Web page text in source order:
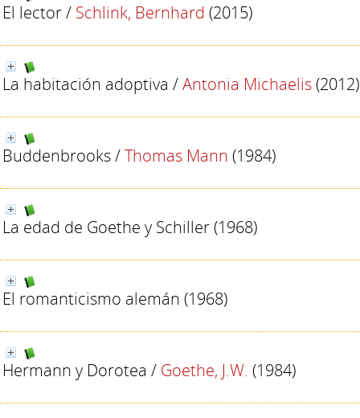
El lector/ Schlink, Bernhard (2015)
La habitación adoptiva /Antonia Michaelis(2012)
Buddenbrooks/Thomas Mann (1984)
La edad de Goethe y Schiller(1968)
El romanticismo alemán (1968)
Hermann y Dorotea / Goethe, J.W. (1984)